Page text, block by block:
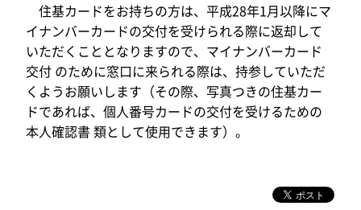
住基カードをお持ちの方は、平成28年1月以降にマ
イナンバーカードの交付を受けられる際に返却して
いただくこととなりますので、マイナンバーカード
交付 のために窓口に来られる際は、持参していただ
くようお願いします（その際、写真つきの住基カー
ドであれば、個人番号カードの交付を受けるための
本人確認書 類として使用できます）。